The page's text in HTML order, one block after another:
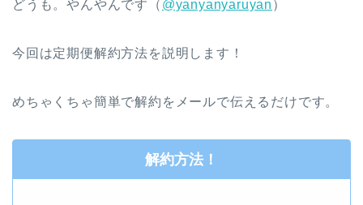
どうも。やんやんです（ @yanyanyaruyan ）
今回は定期便解約方法を説明します！
めちゃくちゃ簡単で解約をメールで伝えるだけです。
解約方法！